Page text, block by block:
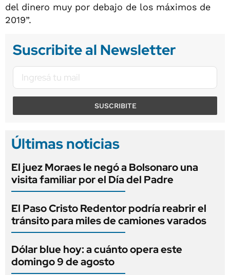
del dinero muy por debajo de los máximos de
2019”.
Suscribite al Newsletter
SUSCRIBITE
Últimas noticias
El juez Moraes le negó a Bolsonaro una
visita familiar por el Día del Padre
El Paso Cristo Redentor podría reabrir el
tránsito para miles de camiones varados
Dólar blue hoy: a cuánto opera este
domingo 9 de agosto